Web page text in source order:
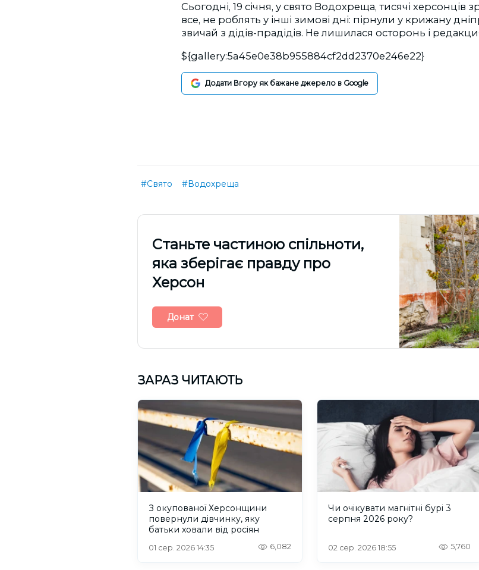
Сьогодні, 19 січня, у свято Водохреща, тисячі херсонців
все, не роблять у інші зимові дні: пірнули у крижану
звичай з дідів-прадідів. Не лишилася осторонь і
${gallery:5a45e0e38b955884cf2dd2370e246e22}
Додати Вгору як бажане джерело в Google
#Свято #Водохреща
Cтаньте частиною спільноти,
яка зберігає правду про
Херсон
Донат
ЗАРАЗ ЧИТАЮТЬ
З окупованої Херсонщини
повернули дівчинку, яку
батьки ховали від росіян
01 сер. 2026 14:35 6,082
Чи очікувати магнітні бурі 3
серпня 2026 року?
02 сер. 2026 18:55 5,760